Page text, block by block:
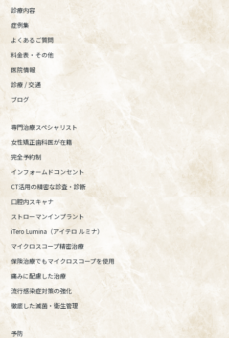
診療内容
症例集
よくあるご質問
料金表・その他
医院情報
診療 / 交通
ブログ
専門治療スペシャリスト
女性矯正歯科医が在籍
完全予約制
インフォームドコンセント
CT活用の精密な診査・診断
口腔内スキャナ
ストローマンインプラント
iTero Lumina（アイテロ ルミナ）
マイクロスコープ精密治療
保険治療でもマイクロスコープを使用
痛みに配慮した治療
流行感染症対策の強化
徹底した滅菌・衛生管理
予防